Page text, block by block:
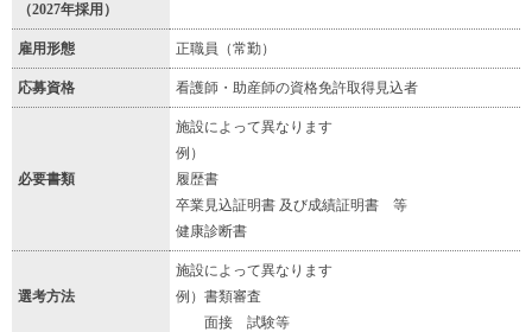
（2027年採用）
雇用形態 正職員（常勤）
応募資格 看護師・助産師の資格免許取得見込者
必要書類
施設によって異なります
例）
履歴書
卒業見込証明書 及び成績証明書 等
健康診断書
選考方法
施設によって異なります
例）書類審査
面接 試験等